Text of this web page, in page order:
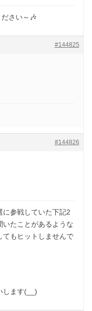
さい～🎶
#144825
#144826
に参戦していた下記2
たことがあるような
てもヒットしませんで
します(__)